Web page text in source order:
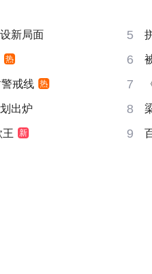
新局面 5
热 6
戒线 热 7
出炉 8
王 新 9